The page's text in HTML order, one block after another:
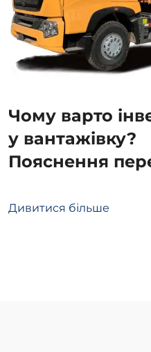
Чому варто
у вантажівку?
Пояснення
Дивитися більше